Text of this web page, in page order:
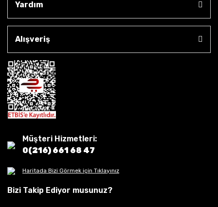
Yardım
Alışveriş
Müşteri Hizmetleri:
0(216) 661 68 47
Haritada Bizi Görmek için Tıklayınız
Bizi Takip Ediyor musunuz?